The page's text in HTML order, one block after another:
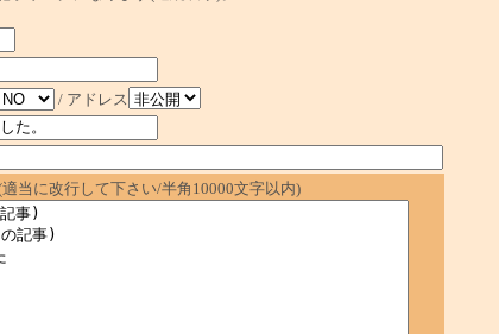
/ アドレス
適当に改行して下さい/半角10000文字以内)